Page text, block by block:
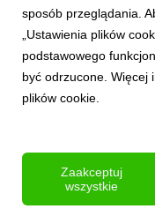
sposób przeglądania.
„Ustawienia plików
podstawowego
być odrzucone. Więcej
plików cookie.
Zaakceptuj
wszystkie